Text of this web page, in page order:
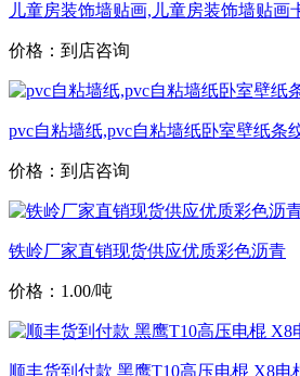
儿童房装饰墙贴画,儿童房装饰墙贴画
价格：到店咨询
pvc自粘墙纸,pvc自粘墙纸卧室壁纸条
价格：到店咨询
铁岭厂家直销现货供应优质彩色沥青
价格：1.00/吨
顺丰货到付款 黑鹰T10高压电棍 X8电